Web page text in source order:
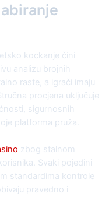
kockanje čini
analizu brojnih
raste, a igrači imaju
procjena uključuje
sigurnosnih
platforma pruža.
zbog stalnom
Svaki pojedini
standardima kontrole
pravedno i